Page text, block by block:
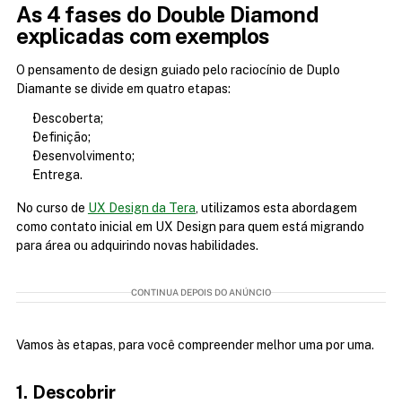
As 4 fases do Double Diamond
explicadas com exemplos
O pensamento de design guiado pelo raciocínio de Duplo
Diamante se divide em quatro etapas:
Descoberta;
Definição;
Desenvolvimento;
Entrega.
No curso de UX Design da Tera, utilizamos esta abordagem
como contato inicial em UX Design para quem está migrando
para área ou adquirindo novas habilidades.
CONTINUA DEPOIS DO ANÚNCIO
Vamos às etapas, para você compreender melhor uma por uma.
1. Descobrir